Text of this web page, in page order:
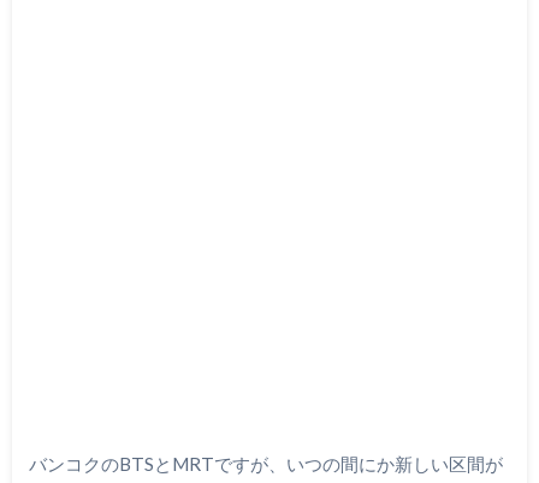
バンコクのBTSとMRTですが、いつの間にか新しい区間が